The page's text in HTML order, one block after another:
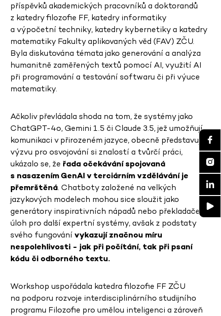
příspěvků akademických pracovníků a doktorandů
z katedry filozofie FF, katedry informatiky
a výpočetní techniky, katedry kybernetiky a katedry
matematiky Fakulty aplikovaných věd (FAV) ZČU.
Byla diskutována témata jako generování a analýza
humanitně zaměřených textů pomocí AI, využití AI
při programování a testování softwaru či při výuce
matematiky.
Ačkoliv převládala shoda na tom, že systémy jako
ChatGPT-4o, Gemini 1.5 či Claude 3.5, jež umožňují
komunikaci v přirozeném jazyce, obecně představují
výzvu pro osvojování si znalostí a tvůrčí práci,
ukázalo se, že řada očekáváníspojovaná
s nasazením GenAI v terciárním vzděláváníje
přemrštěná. Chatboty založené na velkých
jazykových modelech mohou sice sloužit jako
generátory inspirativních nápadů nebo překladače
úloh pro další expertní systémy, avšak z podstaty
svého fungovánívykazují značnou míru
nespolehlivosti - jak při počítání, tak při psaní
kódu či odborného textu.
Workshop uspořádala katedra filozofie FF ZČU
na podporu rozvoje interdisciplinárního studijního
programu Filozofie pro umělou inteligenci a zároveň